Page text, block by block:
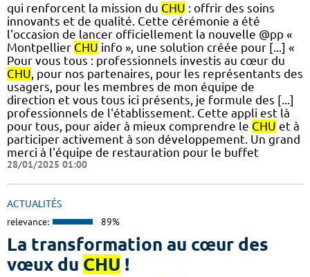
qui renforcent la mission du CHU : offrir des soins
innovants et de qualité. Cette cérémonie a été
l'occasion de lancer officiellement la nouvelle @pp «
Montpellier CHU info », une solution créée pour [...] «
Pour vous tous : professionnels investis au cœur du
CHU , pour nos partenaires, pour les représentants des
usagers, pour les membres de mon équipe de
direction et vous tous ici présents, je formule des [...]
professionnels de l'établissement. Cette appli est là
pour tous, pour aider à mieux comprendre le CHU et à
participer activement à son développement. Un grand
merci à l'équipe de restauration pour le buffet
28/01/2025 01:00
ACTUALITÉS
relevance: 89%
La transformation au cœur des
vœux du CHU !